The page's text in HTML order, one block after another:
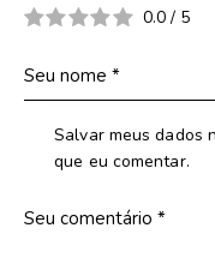
0.0 / 5
Salvar meus dados
que eu comentar.